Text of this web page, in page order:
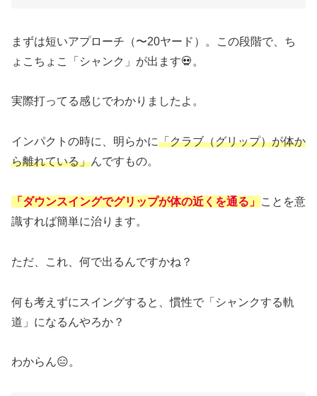
まずは短いアプローチ（〜20ヤード）。この段階で、ち
ょこちょこ「シャンク」が出ます💀。
実際打ってる感じでわかりましたよ。
インパクトの時に、明らかに「クラブ（グリップ）が体か
ら離れている」んですもの。
「ダウンスイングでグリップが体の近くを通る」 ことを意
識すれば簡単に治ります。
ただ、これ、何で出るんですかね？
何も考えずにスイングすると、慣性で「シャンクする軌
道」になるんやろか？
わからん😑。